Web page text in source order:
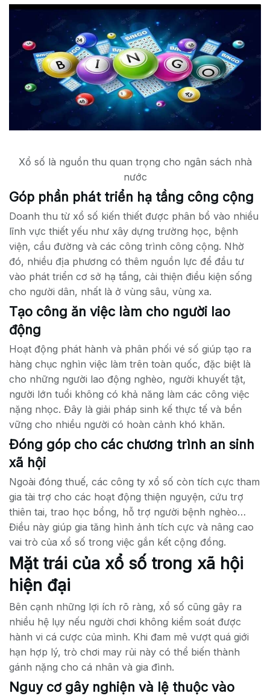
Xổ số là nguồn thu quan trọng cho ngân sách nhà
nước
Góp phần phát triển hạ tầng công cộng
Doanh thu từ xổ số kiến thiết được phân bổ vào nhiều
lĩnh vực thiết yếu như xây dựng trường học, bệnh
viện, cầu đường và các công trình công cộng. Nhờ
đó, nhiều địa phương có thêm nguồn lực để đầu tư
vào phát triển cơ sở hạ tầng, cải thiện điều kiện sống
cho người dân, nhất là ở vùng sâu, vùng xa.
Tạo công ăn việc làm cho người lao
động
Hoạt động phát hành và phân phối vé số giúp tạo ra
hàng chục nghìn việc làm trên toàn quốc, đặc biệt là
cho những người lao động nghèo, người khuyết tật,
người lớn tuổi không có khả năng làm các công việc
nặng nhọc. Đây là giải pháp sinh kế thực tế và bền
vững cho nhiều người có hoàn cảnh khó khăn.
Đóng góp cho các chương trình an sinh
xã hội
Ngoài đóng thuế, các công ty xổ số còn tích cực tham
gia tài trợ cho các hoạt động thiện nguyện, cứu trợ
thiên tai, trao học bổng, hỗ trợ người bệnh nghèo…
Điều này giúp gia tăng hình ảnh tích cực và nâng cao
vai trò của xổ số trong việc gắn kết cộng đồng.
Mặt trái của xổ số trong xã hội
hiện đại
Bên cạnh những lợi ích rõ ràng, xổ số cũng gây ra
nhiều hệ lụy nếu người chơi không kiểm soát được
hành vi cá cược của mình. Khi đam mê vượt quá giới
hạn hợp lý, trò chơi may rủi này có thể biến thành
gánh nặng cho cá nhân và gia đình.
Nguy cơ gây nghiện và lệ thuộc vào